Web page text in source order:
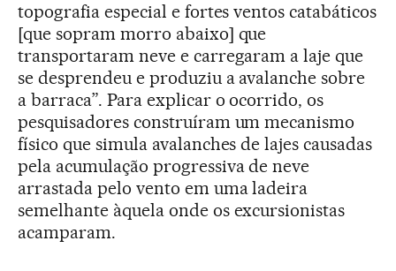
topografia especial e fortes ventos catabáticos
[que sopram morro abaixo] que
transportaram neve e carregaram a laje que
se desprendeu e produziu a avalanche sobre
a barraca”. Para explicar o ocorrido, os
pesquisadores construíram um mecanismo
físico que simula avalanches de lajes causadas
pela acumulação progressiva de neve
arrastada pelo vento em uma ladeira
semelhante àquela onde os excursionistas
acamparam.